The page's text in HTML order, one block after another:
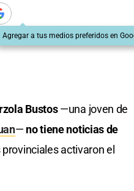
Agregar a tus medios preferidos en
Bustos—una joven de
— no tiene noticias de
activaron el